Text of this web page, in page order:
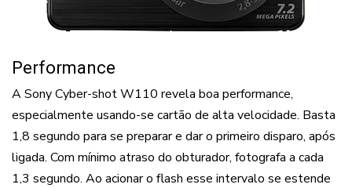
Performance
A Sony Cyber-shot W110 revela boa performance,
especialmente usando-se cartão de alta velocidade. Basta
1,8 segundo para se preparar e dar o primeiro disparo, após
ligada. Com mínimo atraso do obturador, fotografa a cada
1,3 segundo. Ao acionar o flash esse intervalo se estende